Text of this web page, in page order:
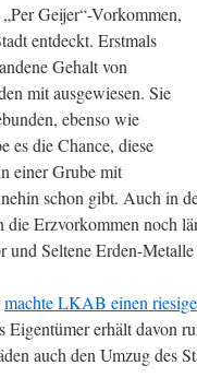
Geijer“-Vorkommen,
entdeckt. Erstmals
Gehalt von
mit ausgewiesen. Sie
ebenso wie
es die Chance, diese
einer Grube mit
schon gibt. Auch in
die Erzvorkommen noch
Seltene Erden-Metalle
machte LKAB einen
Eigentümer erhält
auch den Umzug des